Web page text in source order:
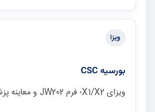
ویزا
بورسیه CSC
ویزای X1/X2؛ فرم JW202 و معاینه پزشکی الزامی است.